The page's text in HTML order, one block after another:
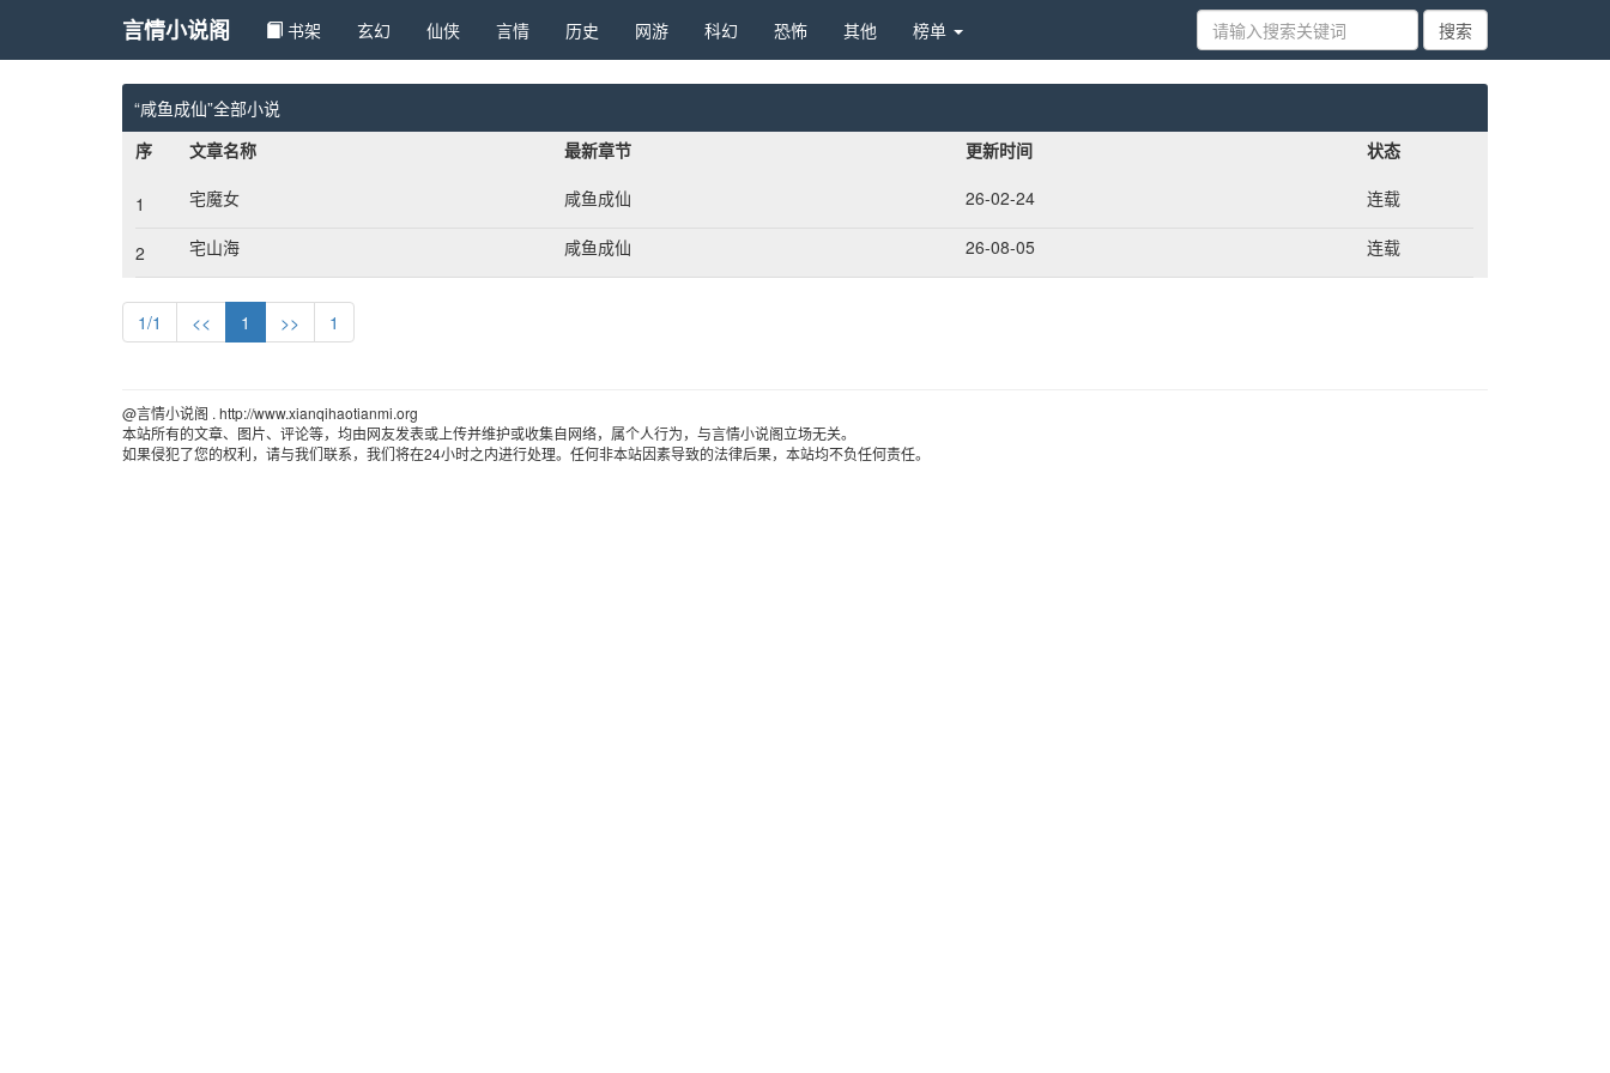
言情小说阁 书架 玄幻 仙侠 言情 历史 网游 科幻 恐怖 其他 榜单
“咸鱼成仙”全部小说
序
文章名称 最新章节 更新时间 状态
1 宅魔女 咸鱼成仙 26-02-24 连载
2 宅山海 咸鱼成仙 26-08-05 连载
1/1 << 1 >> 1
@言情小说阁 . http://www.xianqihaotianmi.org
本站所有的文章、图片、评论等，均由网友发表或上传并维护或收集自网络，属个人行为，与言情小说阁立场无关。
如果侵犯了您的权利，请与我们联系，我们将在24小时之内进行处理。任何非本站因素导致的法律后果，本站均不负任何责任。